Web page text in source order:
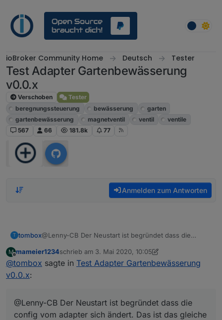
ioBroker Community Home Deutsch Tester
Test Adapter Gartenbewässerung
v0.0.x
Verschoben
Tester
beregnungssteuerung
bewässerung
garten
gartenbewässerung
magnetventil ventil
ventile
567
66 181.8k 77
Anmelden zum Antworten
T tombox@Lenny-CB Der Neustart ist begründet dass die
wenn du die optionen in den Instanzoptionen änderst,
beim speichern wird die Instanz auch neugestartet.
M
Offline
mameier1234schrieb am 3. Mai 2020, 10:05
zuletzt editiert von mameier1234
@tombox sagte in Test Adapter Gartenbewässerung
v0.0.x:
@Lenny-CB Der Neustart ist begründet dass die
config vom adapter sich ändert. Das ist das gleiche